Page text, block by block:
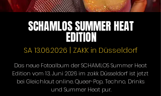
SCHAMLOS SUMMER HEAT
EDITION
SA 13.06.2026 | ZAKK in Düsseldorf
Das neue Fotoalbum der SCHAMLOS Summer Heat
Edition vom 13. Juni 2026 im zakk Düsseldorf ist jetzt
bei Gleichlaut online. Queer-Pop, Techno, Drinks
und Summer Heat pur.